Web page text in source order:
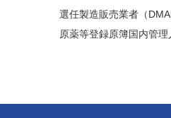
選任製造販売業者（
原薬等登録原簿国内管